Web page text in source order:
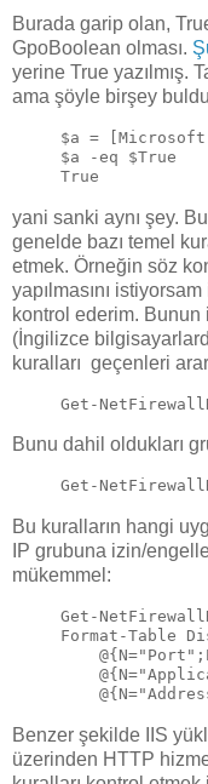
Burada garip olan,
GpoBoolean olması.
yerine True yazılmış.
ama şöyle birşey
$a =
$a -eq $True
True
yani sanki aynı şey.
genelde bazı temel
etmek. Örneğin söz
yapılmasını
kontrol ederim.
(İngilizce
kuralları geçenleri
Get-
Bunu dahil oldukları
Get-
Bu kuralların hangi
IP grubuna izin/
mükemmel:
Get-
Format-Table
Benzer şekilde IIS
üzerinden HTTP